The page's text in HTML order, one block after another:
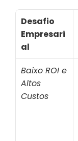
Desafio
Empresari
al
Baixo ROI e
Altos
Custos